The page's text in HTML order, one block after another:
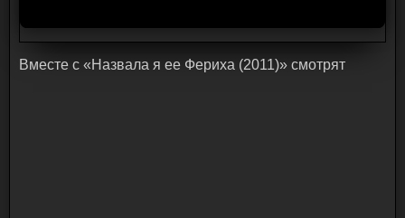
Bмecтe c «Назвала я ее Фериха (2011)» cмoтpят